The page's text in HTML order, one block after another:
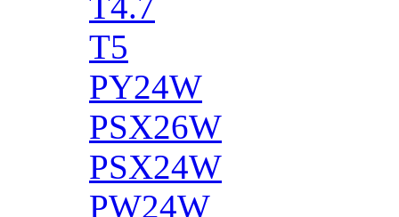
T5
PY24W
PSX26W
PSX24W
PW24W